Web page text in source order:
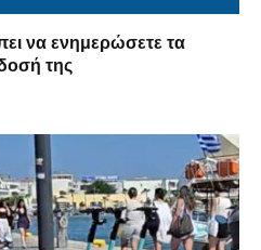
να ενημερώσετε τα
της